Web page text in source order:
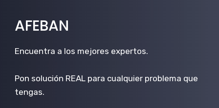
AFEBAN
Encuentra a los mejores expertos.
Pon solución REAL para cualquier problema que
tengas.